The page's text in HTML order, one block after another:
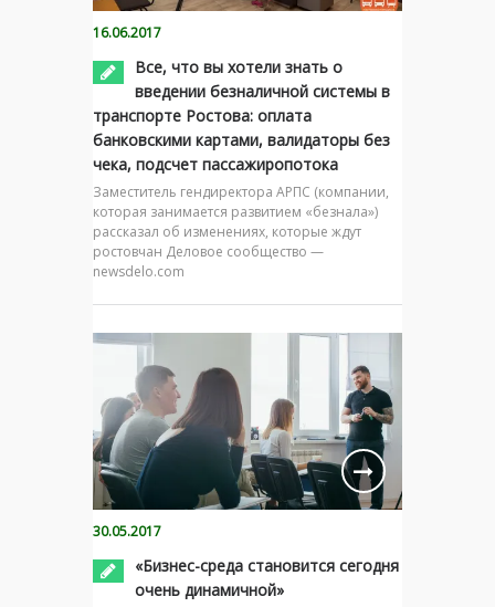
16.06.2017
Все, что вы хотели знать о
введении безналичной системы в
транспорте Ростова: оплата
банковскими картами, валидаторы без
чека, подсчет пассажиропотока
Заместитель гендиректора АРПС (компании,
которая занимается развитием «безнала»)
рассказал об изменениях, которые ждут
ростовчан Деловое сообщество —
newsdelo.com
30.05.2017
«Бизнес-среда становится сегодня
очень динамичной»